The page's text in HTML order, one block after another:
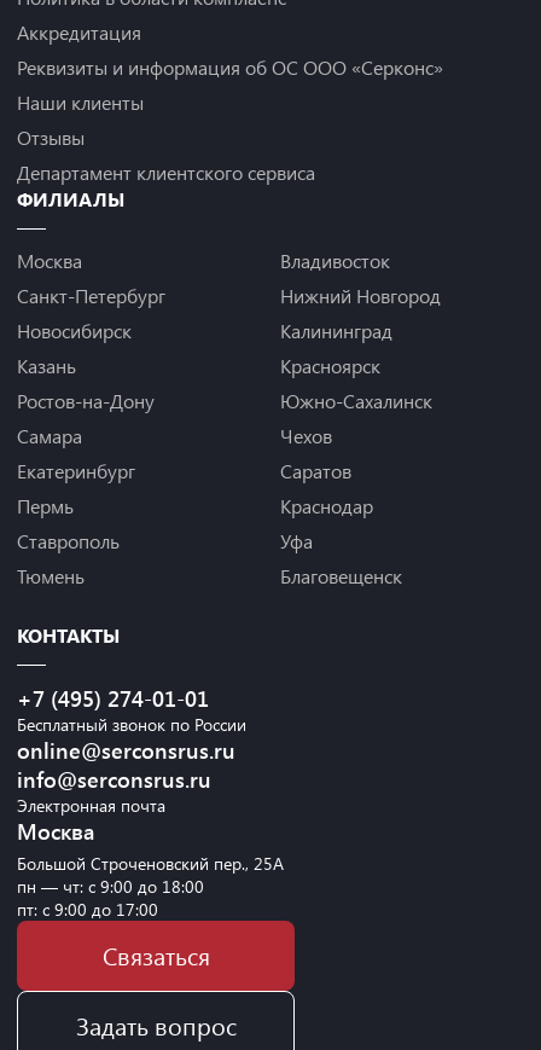
Аккредитация
Реквизиты и информация об ОС ООО «Серконс»
Наши клиенты
Отзывы
Департамент клиентского сервиса
ФИЛИАЛЫ
Москва
Санкт-Петербург
Новосибирск
Казань
Ростов-на-Дону
Самара
Екатеринбург
Пермь
Ставрополь
Тюмень
Владивосток
Нижний Новгород
Калининград
Красноярск
Южно-Сахалинск
Чехов
Саратов
Краснодар
Уфа
Благовещенск
КОНТАКТЫ
+7 (495) 274-01-01
Бесплатный звонок по России
online@serconsrus.ru
info@serconsrus.ru
Электронная почта
Москва
Большой Строченовский пер., 25А
пн — чт: с 9:00 до 18:00
пт: с 9:00 до 17:00
Связаться
Задать вопрос